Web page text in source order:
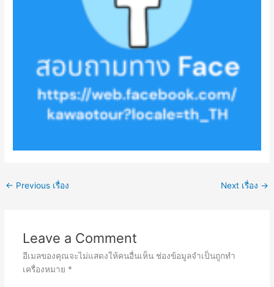
← Previous เรื่อง Next เรื่อง →
Leave a Comment
อีเมลของคุณจะไม่แสดงให้คนอื่นเห็น ช่องข้อมูลจำเป็นถูกทำ
เครื่องหมาย *